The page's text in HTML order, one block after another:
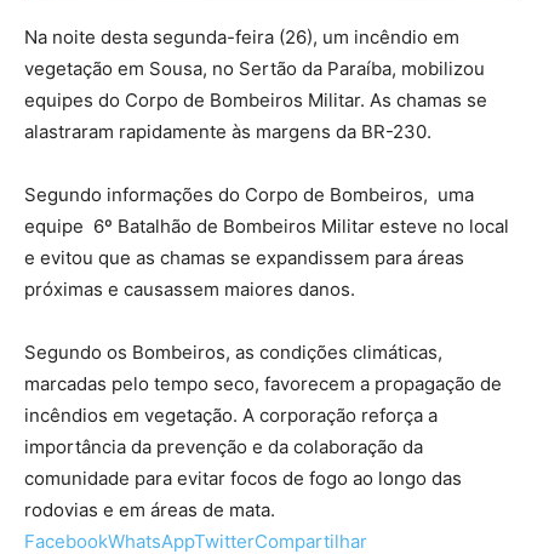
Na noite desta segunda-feira (26), um incêndio em
vegetação em Sousa, no Sertão da Paraíba, mobilizou
equipes do Corpo de Bombeiros Militar. As chamas se
alastraram rapidamente às margens da BR-230.
Segundo informações do Corpo de Bombeiros, uma
equipe 6º Batalhão de Bombeiros Militar esteve no local
e evitou que as chamas se expandissem para áreas
próximas e causassem maiores danos.
Segundo os Bombeiros, as condições climáticas,
marcadas pelo tempo seco, favorecem a propagação de
incêndios em vegetação. A corporação reforça a
importância da prevenção e da colaboração da
comunidade para evitar focos de fogo ao longo das
rodovias e em áreas de mata.
FacebookWhatsAppTwitterCompartilhar